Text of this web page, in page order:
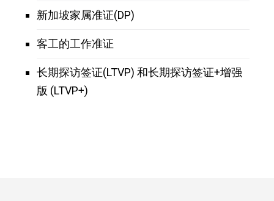
新加坡家属准证(DP)
客工的工作准证
长期探访签证(LTVP) 和长期探访签证+增强
版 (LTVP+)